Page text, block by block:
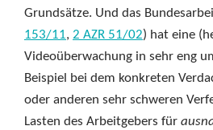
Grundsätze. Und das
153/11, 2 AZR 51/02) hat eine
Videoüberwachung in sehr eng
Beispiel bei dem konkreten
oder anderen sehr schweren
Lasten des Arbeitgebers für